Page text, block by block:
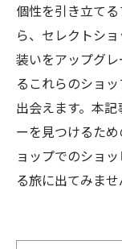
個性を引き立て
ら、セレクトシ
装いをアップグ
るこれらのショ
出会えます。本
ーを見つけるた
ョップでのショ
る旅に出てみませ